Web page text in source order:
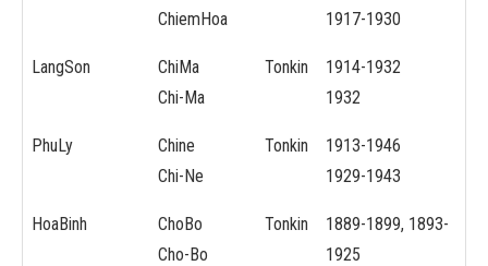
ChiemHoa
1917-1930
LangSon
ChiMa
Chi-Ma
Tonkin
1914-1932
1932
PhuLy
Chine
Chi-Ne
Tonkin
1913-1946
1929-1943
HoaBinh
ChoBo
Cho-Bo
Tonkin
1889-1899, 1893-
1925